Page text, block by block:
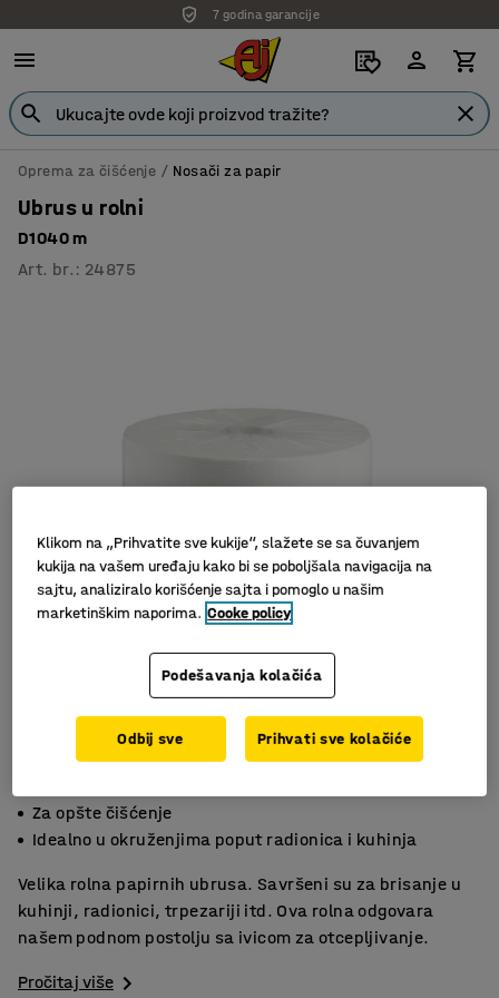
7 godina garancije
Oprema za čišćenje Nosači za papir
Ubrus u rolni
D1040 m
Art. br. : 24875
Za opšte čišćenje
Idealno u okruženjima poput radionica i kuhinja
Velika rolna papirnih ubrusa. Savršeni su za brisanje u
kuhinji, radionici, trpezariji itd. Ova rolna odgovara
našem podnom postolju sa ivicom za otcepljivanje.
Pročitaj više
Klikom na „Prihvatite sve kukije“, slažete se sa čuvanjem
kukija na vašem uređaju kako bi se poboljšala navigacija na
sajtu, analiziralo korišćenje sajta i pomoglo u našim
marketinškim naporima. Cooke policy
Podešavanja kolačića
Odbij sve Prihvati sve kolačiće